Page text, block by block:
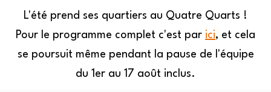
L'été prend ses quartiers au Quatre Quarts !
Pour le programme complet c'est par ici, et cela
se poursuit même pendant la pause de l'équipe
du 1er au 17 août inclus.